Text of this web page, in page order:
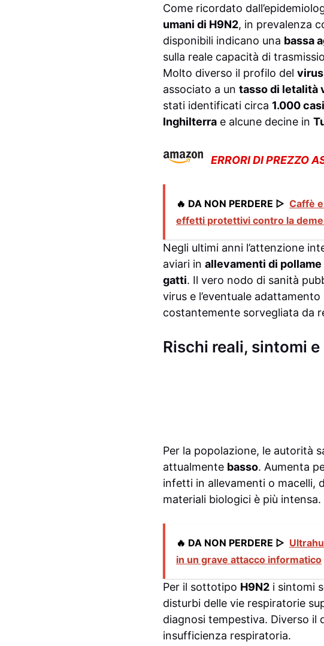
Come ricordato
umani di H9N2, in prevalenza
disponibili indicano una bassa
sulla reale capacità di
Molto diverso il profilo del virus
associato a un tasso di letalità
stati identificati circa 1.000
Inghilterra e alcune decine in
ERRORI DI PREZZO
🔥 DA NON PERDERE ▷ Caffè
effetti protettivi contro la
Negli ultimi anni l’attenzione
aviari in allevamenti di
gatti. Il vero nodo di sanità
virus e l’eventuale
costantemente sorvegliata da
Rischi reali, sintomi
Per la popolazione, le autorità
attualmente basso. Aumenta
infetti in allevamenti o macelli,
materiali biologici è più intensa.
🔥 DA NON PERDERE ▷
in un grave attacco informatico
Per il sottotipo H9N2 i sintomi
disturbi delle vie respiratorie
diagnosi tempestiva. Diverso il
insufficienza respiratoria.